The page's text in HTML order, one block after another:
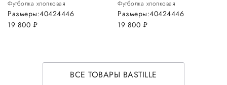
Футболка хлопковая
19 800 руб.
Размеры:40424446
Футболка хлопковая
19 800 руб.
Размеры:40424446
ВСЕ ТОВАРЫ BASTILLE